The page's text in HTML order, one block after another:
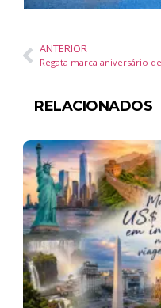
ANTERIOR
RELACIONADOS